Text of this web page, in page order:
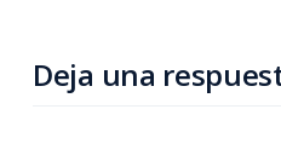
Deja una